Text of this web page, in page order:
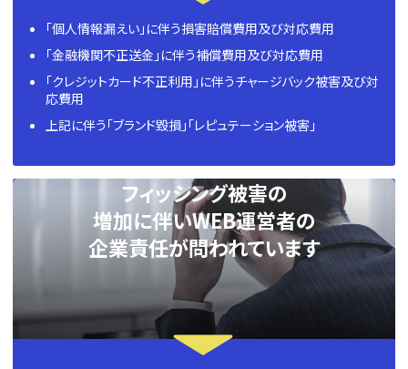
「個人情報漏えい」に伴う損害賠償費用及び対応費用
「金融機関不正送金」に伴う補償費用及び対応費用
「クレジットカード不正利用」に伴うチャージバック被害及び対
応費用
上記に伴う「ブランド毀損」「レピュテーション被害」
フィッシング被害の
増加に伴いWEB運営者の
企業責任が問われています